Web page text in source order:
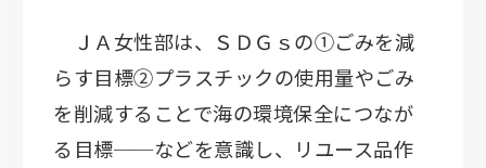
ＪＡ女性部は、ＳＤＧｓの①ごみを減
らす目標②プラスチックの使用量やごみ
を削減することで海の環境保全につなが
る目標──などを意識し、リユース品作